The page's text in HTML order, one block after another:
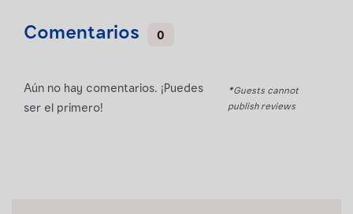
Comentarios 0
Aún no hay comentarios. ¡Puedes
ser el primero!
*Guests cannot
publish reviews